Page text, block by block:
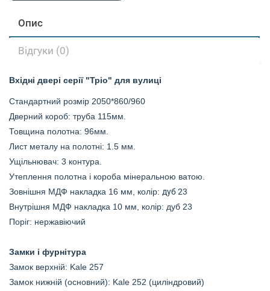
Опис
Відгуки (0)
Вхідні двері серії "Тріо" для вулиці
Стандартний розмір 2050*860/960
Дверний короб: труба 115мм.
Товщина полотна: 96мм.
Лист металу на полотні: 1.5 мм.
Ущільнювач: 3 контура.
Утеплення полотна і короба мінеральною ватою.
Зовнішня МДФ накладка 16 мм, колір: дуб 23
Внутрішня МДФ накладка 10 мм, колір: дуб 23
Поріг: нержавіючий
Замки і фурнітура
Замок верхній: Kale 257
Замок нижній (основний): Kale 252 (циліндровий)